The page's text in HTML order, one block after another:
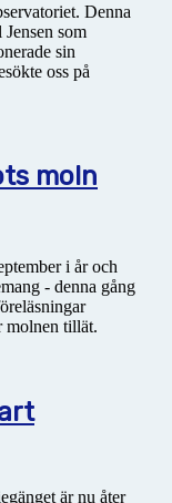
Denna
som
sin
oss på
moln
i år och
- denna gång
molnen tillät.
är nu åter